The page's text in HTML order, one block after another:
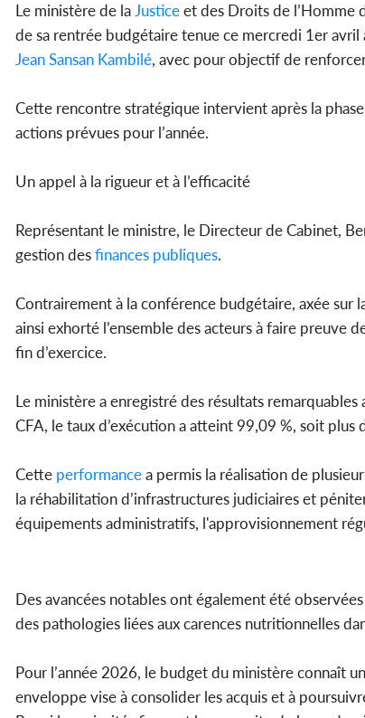
Le ministère de laJusticeet des Droits de l’Homme
de sa rentrée budgétaire tenue ce mercredi 1er avril
Jean Sansan Kambilé, avec pour objectif de
Cette rencontre stratégique intervient après la
actions prévues pour l’année.
Un appel à la rigueur et à l’efficacité
Représentant le ministre, le Directeur de Cabinet,
gestion desfinances publiques.
Contrairement à la conférence budgétaire, axée sur
ainsi exhorté l’ensemble des acteurs à faire preuve
fin d’exercice.
Le ministère a enregistré des résultats
CFA, le taux d’exécution a atteint 99,09 %, soit
Cette performancea permis la réalisation de
la réhabilitation d’infrastructures judiciaires et
équipements administratifs, l'approvisionnement
Des avancées notables ont également été
des pathologies liées aux carences nutritionnelles
Pour l’année 2026, le budget du ministère connaît
enveloppe vise à consolider les acquis et à